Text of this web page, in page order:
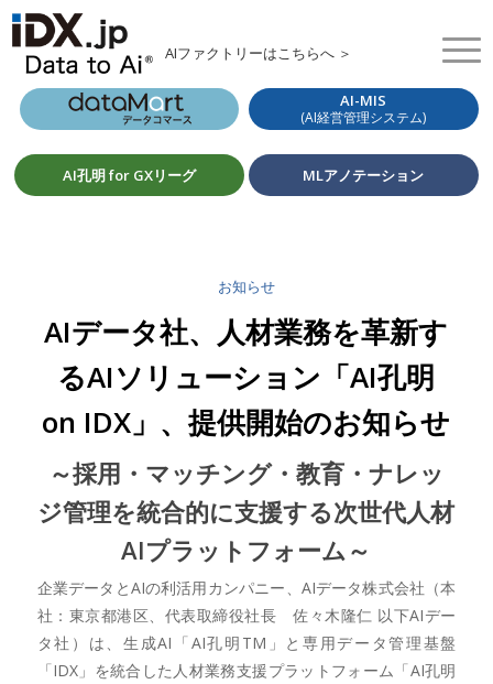
AIファクトリーはこちらへ ＞
AI-MIS
(AI経営管理システム)
AI孔明 for GXリーグ MLアノテーション
お知らせ
AIデータ社、人材業務を革新す
るAIソリューション「AI孔明
on IDX」、提供開始のお知らせ
～採用・マッチング・教育・ナレッ
ジ管理を統合的に支援する次世代人材
AIプラットフォーム～
企業データとAIの利活用カンパニー、AIデータ株式会社（本
社：東京都港区、代表取締役社長 佐々木隆仁 以下AIデー
タ社）は、生成AI「AI孔明TM」と専用データ管理基盤
「IDX」を統合した人材業務支援プラットフォーム「AI孔明